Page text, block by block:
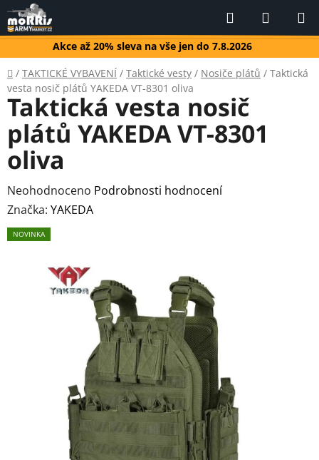
Přejít
na
obsah
Akce až 20% sleva na vše jen do 7.8.2026
Hledat
KOŠÍK
Domů
/ TAKTICKÉ VYBAVENÍ / Taktické vesty / Nosiče plátů / Taktická
vesta nosič plátů YAKEDA VT-8301 oliva
Taktická vesta nosič
plátů YAKEDA VT-8301
oliva
Průměrné
hodnocení
produktu
Neohodnoceno Podrobnosti hodnocení
Značka: YAKEDA
NOVINKA